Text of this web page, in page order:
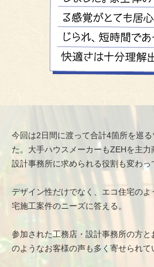
今回は2日間に渡って合計4箇所を巡
た。大手ハウスメーカーもZEHを主力
設計事務所に求められる役割も変わっ
デザイン性だけでなく、エコ住宅の
宅施工案件のニーズに答える。
参加された工務店・設計事務所の方
のようなお客様の声も多く寄せられて